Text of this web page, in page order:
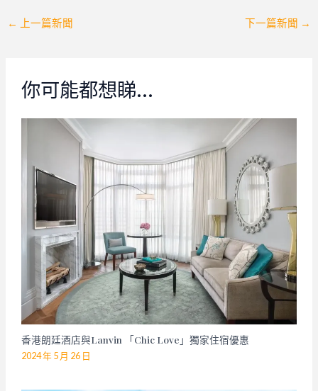
Post
← 上一篇新聞 下一篇新聞 →
你可能都想睇…
香港朗廷酒店與Lanvin 「Chic Love」獨家住宿優惠
2024 年 5 月 26 日